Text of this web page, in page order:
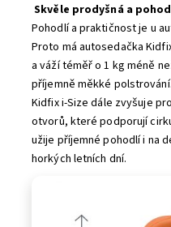
Skvěle prodyšná a
Pohodlí a praktičnost je u
Proto má autosedačka
a váží téměř o 1 kg méně
příjemně měkké
Kidfix i-Size dále zvyšuje
otvorů, které podporují
užije příjemné pohodlí i na
horkých letních dní.